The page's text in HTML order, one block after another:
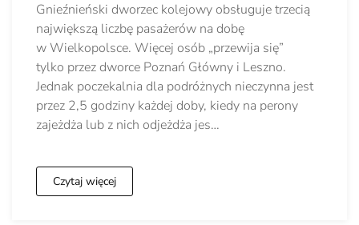
Gnieźnieński dworzec kolejowy obsługuje trzecią
największą liczbę pasażerów na dobę
w Wielkopolsce. Więcej osób „przewija się”
tylko przez dworce Poznań Główny i Leszno.
Jednak poczekalnia dla podróżnych nieczynna jest
przez 2,5 godziny każdej doby, kiedy na perony
zajeżdża lub z nich odjeżdża jes…
Czytaj więcej